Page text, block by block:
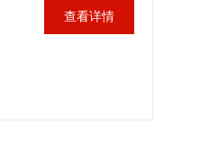
查看详情